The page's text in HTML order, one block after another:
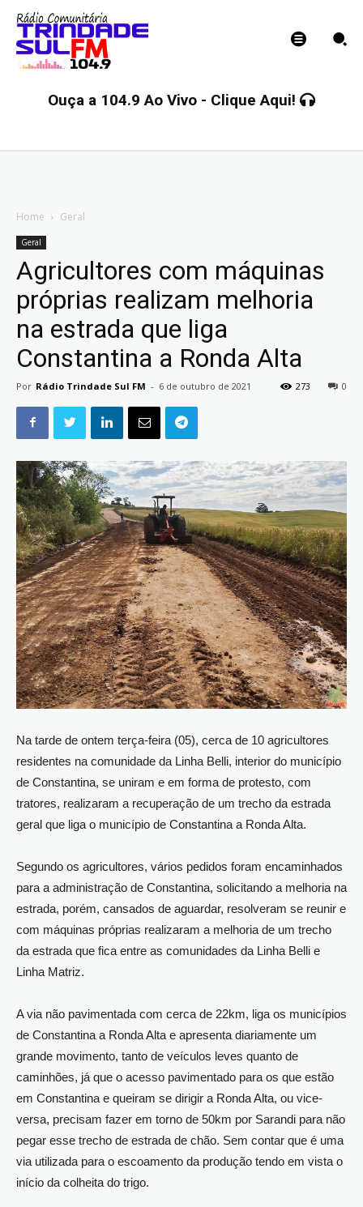
Ouça a 104.9 Ao Vivo - Clique Aqui!
Home Geral
Geral
Agricultores com máquinas
próprias realizam melhoria
na estrada que liga
Constantina a Ronda Alta
Por Rádio Trindade Sul FM - 6 de outubro de 2021 0
273
Na tarde de ontem terça-feira (05), cerca de 10 agricultores
residentes na comunidade da Linha Belli, interior do município
de Constantina, se uniram e em forma de protesto, com
tratores, realizaram a recuperação de um trecho da estrada
geral que liga o município de Constantina a Ronda Alta.
Segundo os agricultores, vários pedidos foram encaminhados
para a administração de Constantina, solicitando a melhoria na
estrada, porém, cansados de aguardar, resolveram se reunir e
com máquinas próprias realizaram a melhoria de um trecho
da estrada que fica entre as comunidades da Linha Belli e
Linha Matriz.
A via não pavimentada com cerca de 22km, liga os municípios
de Constantina a Ronda Alta e apresenta diariamente um
grande movimento, tanto de veículos leves quanto de
caminhões, já que o acesso pavimentado para os que estão
em Constantina e queiram se dirigir a Ronda Alta, ou vice-
versa, precisam fazer em torno de 50km por Sarandi para não
pegar esse trecho de estrada de chão. Sem contar que é uma
via utilizada para o escoamento da produção tendo em vista o
início da colheita do trigo.